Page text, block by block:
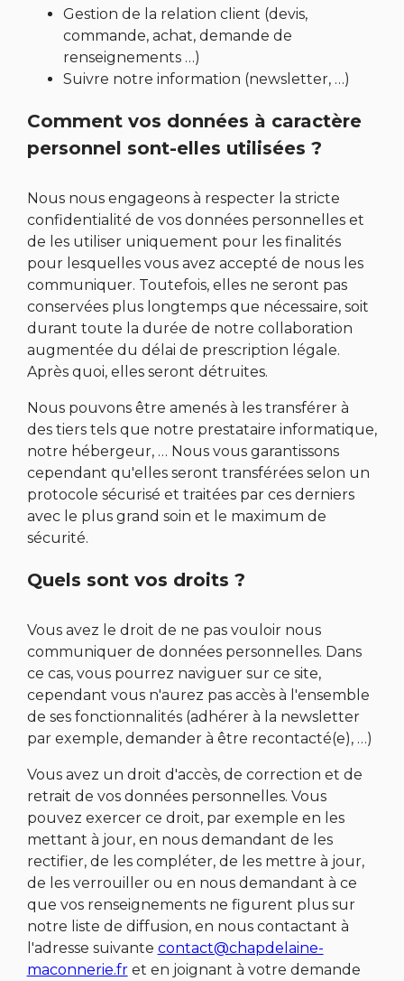
Gestion de la relation client (devis,
commande, achat, demande de
renseignements …)
Suivre notre information (newsletter, …)
Comment vos données à caractère
personnel sont-elles utilisées ?
Nous nous engageons à respecter la stricte
confidentialité de vos données personnelles et
de les utiliser uniquement pour les finalités
pour lesquelles vous avez accepté de nous les
communiquer. Toutefois, elles ne seront pas
conservées plus longtemps que nécessaire, soit
durant toute la durée de notre collaboration
augmentée du délai de prescription légale.
Après quoi, elles seront détruites.
Nous pouvons être amenés à les transférer à
des tiers tels que notre prestataire informatique,
notre hébergeur, … Nous vous garantissons
cependant qu'elles seront transférées selon un
protocole sécurisé et traitées par ces derniers
avec le plus grand soin et le maximum de
sécurité.
Quels sont vos droits ?
Vous avez le droit de ne pas vouloir nous
communiquer de données personnelles. Dans
ce cas, vous pourrez naviguer sur ce site,
cependant vous n'aurez pas accès à l'ensemble
de ses fonctionnalités (adhérer à la newsletter
par exemple, demander à être recontacté(e), …)
Vous avez un droit d'accès, de correction et de
retrait de vos données personnelles. Vous
pouvez exercer ce droit, par exemple en les
mettant à jour, en nous demandant de les
rectifier, de les compléter, de les mettre à jour,
de les verrouiller ou en nous demandant à ce
que vos renseignements ne figurent plus sur
notre liste de diffusion, en nous contactant à
l'adresse suivante contact@chapdelaine-
maconnerie.fret en joignant à votre demande